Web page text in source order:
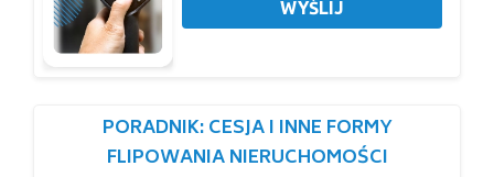
WYŚLIJ
PORADNIK: CESJA I INNE FORMY
FLIPOWANIA NIERUCHOMOŚCI